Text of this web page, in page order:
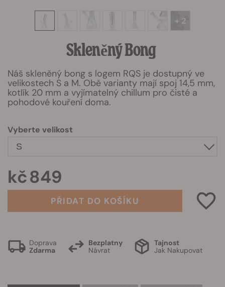
+ 2
Skleněný Bong
Náš skleněný bong s logem RQS je dostupný ve
velikostech S a M. Obě varianty mají spoj 14,5 mm,
kotlík 20 mm a vyjímatelný chillum pro čisté a
pohodové kouření doma.
Vyberte velikost
kč 849
PŘIDAT DO KOŠÍKU
Doprava
Zdarma
Bezplatny
Návrat
Tajnost
Jak Nakupovat